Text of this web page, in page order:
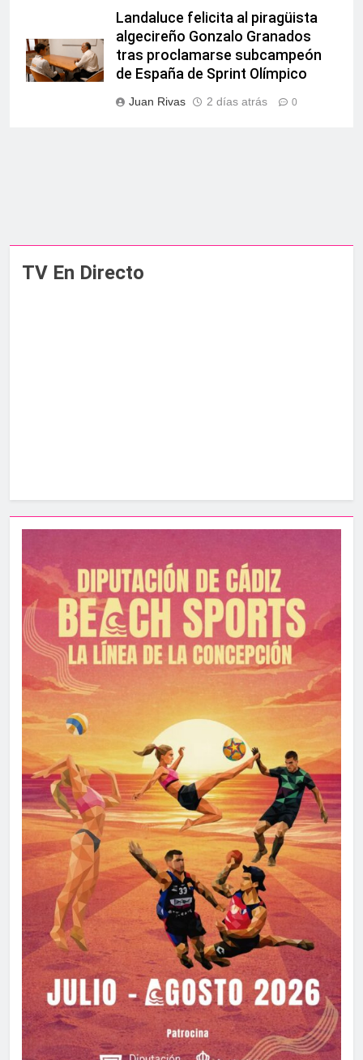
TV En Directo
Landaluce felicita al piragüista
algecireño Gonzalo Granados
tras proclamarse subcampeón
de España de Sprint Olímpico
Juan Rivas 2 días atrás 0